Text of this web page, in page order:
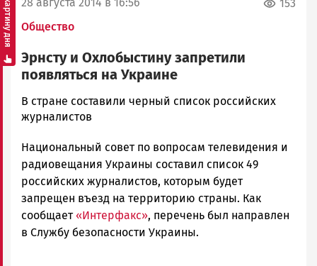
Общество
153
Эрнсту и Охлобыстину запретили
появляться на Украине
admintimur
Новости
и
Карелии
|
Петрозаводск
ГОВОРИТ
В стране составили черный список российских
журналистов
Национальный совет по вопросам телевидения и
радиовещания Украины составил список 49
российских журналистов, которым будет
запрещен въезд на территорию страны. Как
сообщает«Интерфакс», перечень был направлен
в Службу безопасности Украины.